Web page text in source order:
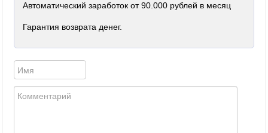
Автоматический заработок от 90.000 рублей в месяц
Гарантия возврата денег.